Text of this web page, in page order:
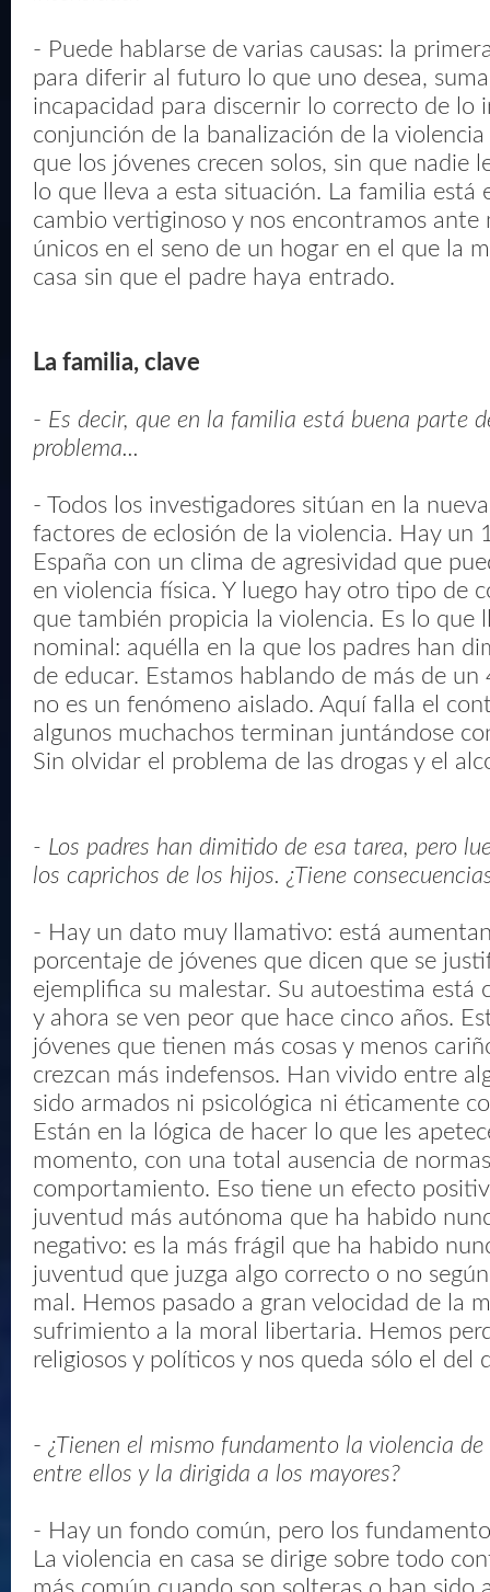
- Puede hablarse de varias causas: la
para diferir al futuro lo que uno desea,
incapacidad para discernir lo correcto de lo
conjunción de la banalización de la
que los jóvenes crecen solos, sin que nadie
lo que lleva a esta situación. La familia está
cambio vertiginoso y nos encontramos ante
únicos en el seno de un hogar en el que la
casa sin que el padre haya entrado.
La familia, clave
- Es decir, que en la familia está buena parte
problema...
- Todos los investigadores sitúan en la
factores de eclosión de la violencia. Hay un
España con un clima de agresividad que
en violencia física. Y luego hay otro tipo de
que también propicia la violencia. Es lo que
nominal: aquélla en la que los padres han
de educar. Estamos hablando de más de un
no es un fenómeno aislado. Aquí falla el
algunos muchachos terminan juntándose
Sin olvidar el problema de las drogas y el
- Los padres han dimitido de esa tarea, pero
los caprichos de los hijos. ¿Tiene
- Hay un dato muy llamativo: está
porcentaje de jóvenes que dicen que se
ejemplifica su malestar. Su autoestima está
y ahora se ven peor que hace cinco años.
jóvenes que tienen más cosas y menos
crezcan más indefensos. Han vivido entre
sido armados ni psicológica ni éticamente
Están en la lógica de hacer lo que les
momento, con una total ausencia de
comportamiento. Eso tiene un efecto
juventud más autónoma que ha habido
negativo: es la más frágil que ha habido
juventud que juzga algo correcto o no
mal. Hemos pasado a gran velocidad de la
sufrimiento a la moral libertaria. Hemos
religiosos y políticos y nos queda sólo el del
- ¿Tienen el mismo fundamento la violencia
entre ellos y la dirigida a los mayores?
- Hay un fondo común, pero los
La violencia en casa se dirige sobre todo